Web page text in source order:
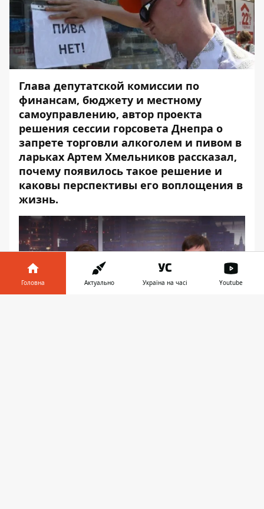
Глава депутатской комиссии по
финансам, бюджету и местному
самоуправлению, автор проекта
решения сессии горсовета Днепра о
запрете торговли алкоголем и пивом в
ларьках Артем Хмельников рассказал,
почему появилось такое решение и
каковы перспективы его воплощения в
жизнь.
Play
Головна Актуально Україна на часі Youtube